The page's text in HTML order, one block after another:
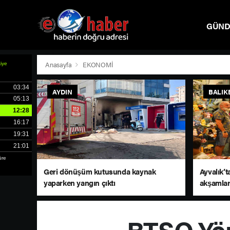
Anasayfa EKONOMİ
AYDIN
Geri dönüşüm kutusunda kaynak
yaparken yangın çıktı